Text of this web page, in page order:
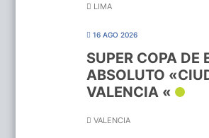
LIMA
16 AGO 2026
SUPER COPA DE
ABSOLUTO
VALENCIA «
VALENCIA